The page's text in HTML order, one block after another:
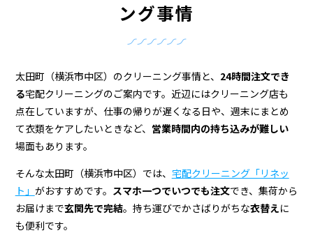
ー
ニ
ン
グ
店
＆
宅
ング事情
太田町（横浜市中区）のクリーニング事情と、 24時間注文でき
る宅配クリーニングのご案内です。近辺にはクリーニング店も
点在していますが、仕事の帰りが遅くなる日や、週末にまとめ
て衣類をケアしたいときなど、 営業時間内の持ち込みが難しい
場面もあります。
そんな太田町（横浜市中区）では、 宅配クリーニング「リネッ
ト」 がおすすめです。 スマホ一つでいつでも注文でき、集荷から
お届けまで玄関先で完結。持ち運びでかさばりがちな衣替えに
も便利です。